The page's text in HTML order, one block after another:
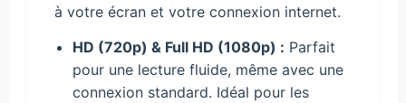
à votre écran et votre connexion internet.
HD (720p) & Full HD (1080p) : Parfait
pour une lecture fluide, même avec une
connexion standard. Idéal pour les